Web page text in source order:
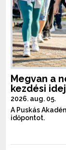
Megvan a
kezdési
2026. aug. 05.
A Puskás
időpontot.